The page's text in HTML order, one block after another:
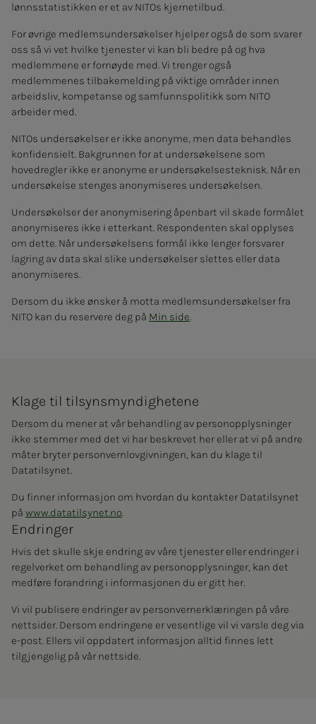
lønnsstatistikken er et av NITOs kjernetilbud.
For øvrige medlemsundersøkelser hjelper også de som svarer
oss så vi vet hvilke tjenester vi kan bli bedre på og hva
medlemmene er fornøyde med. Vi trenger også
medlemmenes tilbakemelding på viktige områder innen
arbeidsliv, kompetanse og samfunnspolitikk som NITO
arbeider med.
NITOs undersøkelser er ikke anonyme, men data behandles
konfidensielt. Bakgrunnen for at undersøkelsene som
hovedregler ikke er anonyme er undersøkelsesteknisk. Når en
undersøkelse stenges anonymiseres undersøkelsen.
Undersøkelser der anonymisering åpenbart vil skade formålet
anonymiseres ikke i etterkant. Respondenten skal opplyses
om dette. Når undersøkelsens formål ikke lenger forsvarer
lagring av data skal slike undersøkelser slettes eller data
anonymiseres.
Dersom du ikke ønsker å motta medlemsundersøkelser fra
NITO kan du reservere deg på Min side.
Klage til tilsynsmyndighetene
Dersom du mener at vår behandling av personopplysninger
ikke stemmer med det vi har beskrevet her eller at vi på andre
måter bryter personvernlovgivningen, kan du klage til
Datatilsynet.
Du finner informasjon om hvordan du kontakter Datatilsynet
på www.datatilsynet.no.
Endringer
Hvis det skulle skje endring av våre tjenester eller endringer i
regelverket om behandling av personopplysninger, kan det
medføre forandring i informasjonen du er gitt her.
Vi vil publisere endringer av personvernerklæringen på våre
nettsider. Dersom endringene er vesentlige vil vi varsle deg via
e-post. Ellers vil oppdatert informasjon alltid finnes lett
tilgjengelig på vår nettside.